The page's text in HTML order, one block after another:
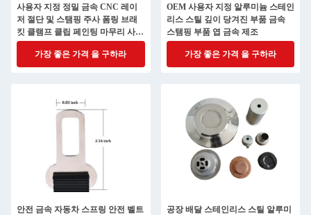
사용자 지정 정밀 금속 CNC 레이
저 절단 및 스탬핑 주사 폼링 브래
킷 클램프 클립 페인팅 마무리 사용
자 지정 철강 부품
가장 좋은 가격 을 구하라
OEM 사용자 지정 알루미늄 스테인
리스 스틸 깊이 당겨진 부품 금속
스탬핑 부품 엽 금속 제조
가장 좋은 가격 을 구하라
안전 금속 자동차 스프링 안전 벨트
공장 배달 스테인리스 스틸 알루미